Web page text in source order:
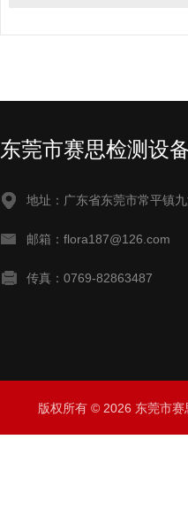
东莞市赛思检测设
地址：广东省东莞市常平镇
邮箱：flora187@126.com
传真：0769-82863487
版权所有 © 2026 东莞市